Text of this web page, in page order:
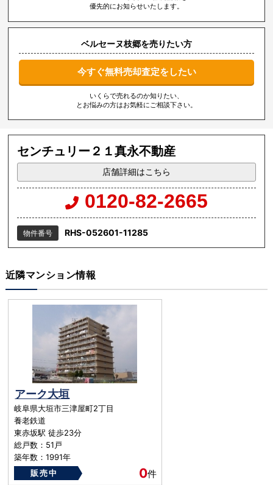
優先的にお知らせいたします。
ベルセーヌ枝郷を売りたい方
今すぐ無料売却査定をしたい
いくらで売れるのか知りたい、
とお悩みの方はお気軽にご相談下さい。
センチュリー２１真永不動産
店舗詳細はこちら
0120-82-2665
物件番号 RHS-052601-11285
近隣マンション情報
アーク大垣
岐阜県大垣市三津屋町2丁目
養老鉄道
東赤坂駅 徒歩23分
総戸数：51戸
築年数：1991年
販売中
0件